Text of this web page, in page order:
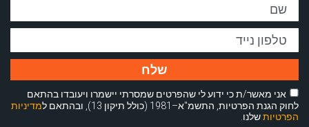
אני מאשר/ת כי ידוע לי שהפרטים שמסרתי יישמרו ויעובדו בהתאם
לחוק הגנת הפרטיות, התשמ"א–1981 (כולל תיקון 13), ובהתאם ל
מדיניות
הפרטיותשלנו.
שלח